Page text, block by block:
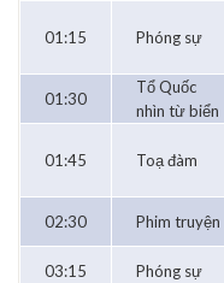
01:15 Phóng sự
01:30
Tổ Quốc
nhìn từ biển
01:45 Toạ đàm
02:30
Phim truyện
03:15
Phóng sự